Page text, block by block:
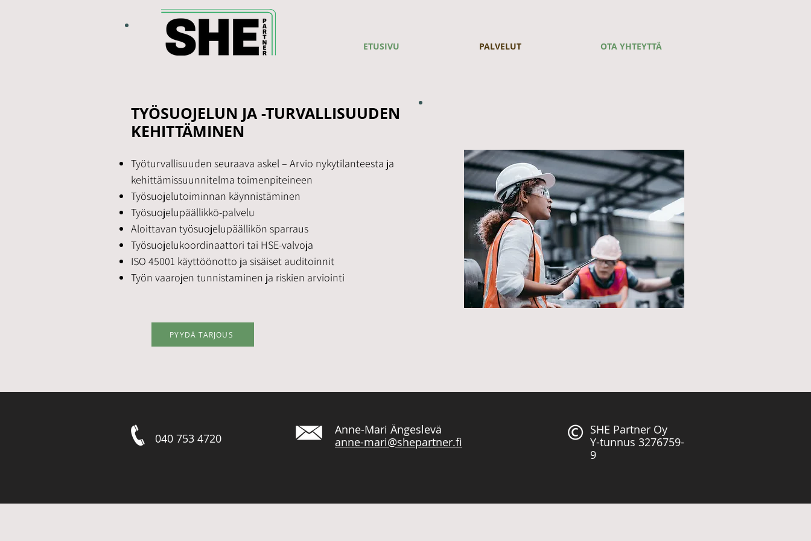
ETUSIVU PALVELUT OTA YHTEYTTÄ
TYÖSUOJELUN JA -TURVALLISUUDEN
KEHITTÄMINEN
Työturvallisuuden seuraava askel – Arvio nykytilanteesta ja
kehittämissuunnitelma toimenpiteineen
Työsuojelutoiminnan käynnistäminen
Työsuojelupäällikkö-palvelu
Aloittavan työsuojelupäällikön sparraus
Työsuojelukoordinaattori tai HSE-valvoja
ISO 45001 käyttöönotto ja sisäiset auditoinnit
Työn vaarojen tunnistaminen ja riskien arviointi
PYYDÄ TARJOUS
040 753 4720
Anne-Mari Ängeslevä
anne-mari@shepartner.fi
SHE Partner Oy
Y-tunnus 3276759-
9